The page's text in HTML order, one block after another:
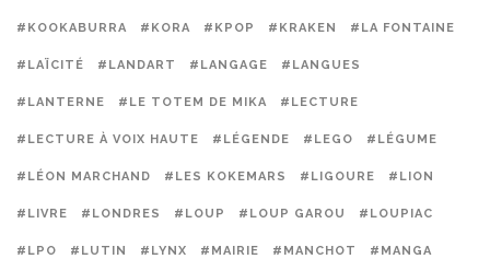
#KOOKABURRA #KORA #KPOP #KRAKEN #LA FONTAINE
#LAÏCITÉ #LANDART #LANGAGE #LANGUES
#LANTERNE #LE TOTEM DE MIKA #LECTURE
#LECTURE À VOIX HAUTE #LÉGENDE #LEGO #LÉGUME
#LÉON MARCHAND #LES KOKEMARS #LIGOURE #LION
#LIVRE #LONDRES #LOUP #LOUP GAROU #LOUPIAC
#LPO #LUTIN #LYNX #MAIRIE #MANCHOT #MANGA